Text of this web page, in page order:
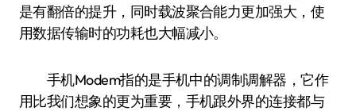
是有翻倍的提升，同时载波聚合能力更加强大，使
用数据传输时的功耗也大幅减小。
手机Modem指的是手机中的调制调解器，它作
用比我们想象的更为重要，手机跟外界的连接都与